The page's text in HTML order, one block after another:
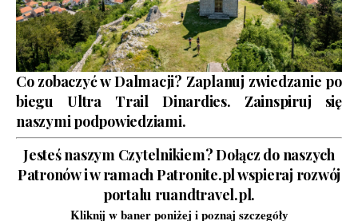
Co zobaczyć w Dalmacji? Zaplanuj zwiedzanie po
biegu Ultra Trail Dinardies. Zainspiruj się
naszymi podpowiedziami.
Jesteś naszym Czytelnikiem? Dołącz do naszych
Patronów i w ramach Patronite.pl wspieraj rozwój
portalu ruandtravel.pl.
Kliknij w baner poniżej i poznaj szczegóły